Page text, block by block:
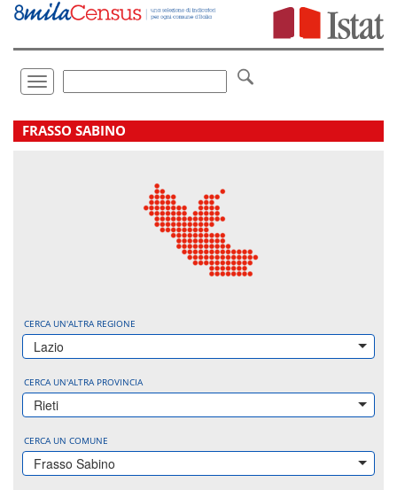
Vai
direttamente
Toggle
navigation
.
FRASSO SABINO
CERCA UN'ALTRA REGIONE
Lazio
CERCA UN'ALTRA PROVINCIA
Rieti
CERCA UN COMUNE
Frasso Sabino